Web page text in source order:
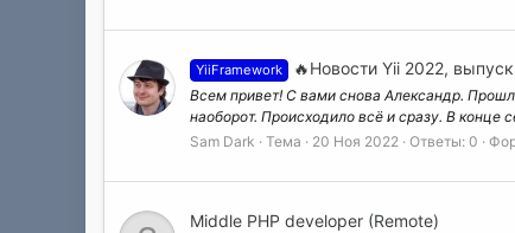
YiiFramework 🔥Новости Yii 2022,
Всем привет! С вами снова Александр.
наоборот. Происходило всё и сразу. В конце
Sam Dark
Тема 20 Ноя 2022 Ответы: 0
Middle PHP developer (Remote)